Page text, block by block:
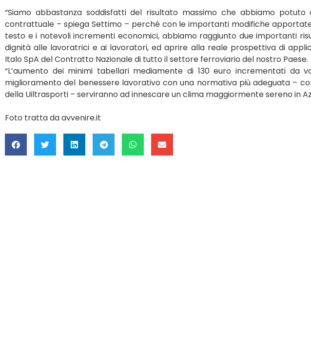
“Siamo abbastanza soddisfatti del risultato massimo che abbiamo
contrattuale – spiega Settimo – perché con le importanti modifiche
testo e i notevoli incrementi economici, abbiamo raggiunto due importanti
dignità alle lavoratrici e ai lavoratori, ed aprire alla reale prospettiva di
Italo SpA del Contratto Nazionale di tutto il settore ferroviario del nostro Paese.
“L’aumento dei minimi tabellari mediamente di 130 euro incrementati da
miglioramento del benessere lavorativo con una normativa più adeguata –
della Uiltrasporti – serviranno ad innescare un clima maggiormente sereno in
Foto tratta da avvenire.it